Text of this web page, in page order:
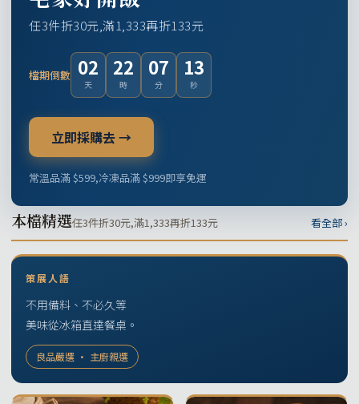
任3件折30元,滿1,333再折133元
檔期倒數 02
天
22
時
07
分
12
秒
立即採購去 →
常溫品滿 $599,冷凍品滿 $999即享免運
本檔精選任3件折30元,滿1,333再折133元 看全部 ›
策展人語
不用備料、不必久等
美味從冰箱直達餐桌。
良品嚴選 · 主廚親選